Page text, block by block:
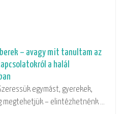
– avagy mit tanultam az
a halál
egymást, gyerekek,
megtehetjük – elintézhetnénk …